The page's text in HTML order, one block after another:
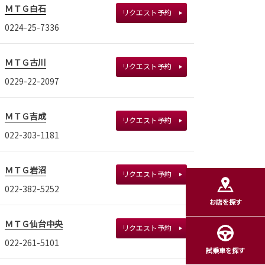
ＭＴＧ白石
0224-25-7336
リクエスト予約
ＭＴＧ古川
0229-22-2097
リクエスト予約
ＭＴＧ吉成
022-303-1181
リクエスト予約
ＭＴＧ岩沼
022-382-5252
リクエスト予約
ＭＴＧ仙台中央
022-261-5101
リクエスト予約
お店を探す
試乗車を探す